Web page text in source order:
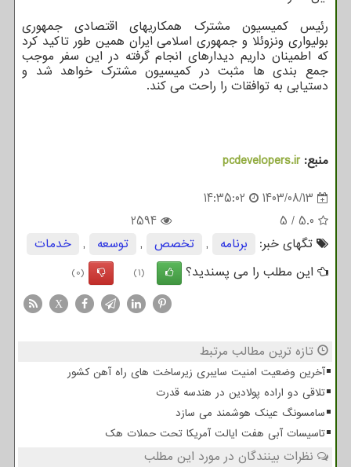
رئیس کمیسیون مشترک همکاریهای اقتصادی جمهوری
بولیواری ونزوئلا و جمهوری اسلامی ایران همین طور تاکید کرد
که اطمینان داریم دیدارهای انجام گرفته در این سفر موجب
جمع بندی ها مثبت در کمیسیون مشترک خواهد شد و
دستیابی به توافقات را راحت می کند.
منبع:pcdevelopers.ir
1403/08/13
14:35:02
5.0
/
5
2594
تگهای خبر:
برنامه , تخصص , توسعه ,
خدمات
این مطلب را می پسندید؟
(1)
(0)
X
تازه ترین مطالب مرتبط
آخرین وضعیت امنیت سایبری زیرساخت های راه آهن کشور
تلاقی دو اراده پولادین در هندسه قدرت
سامسونگ عینک هوشمند می سازد
تاسیسات آبی هفت ایالت آمریکا تحت حملات هک
نظرات بینندگان در مورد این مطلب